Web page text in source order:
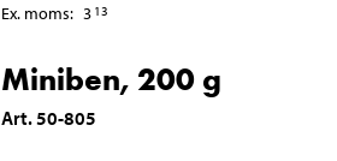
Ex. moms: 3 13
Miniben, 200 g
Art.50-805